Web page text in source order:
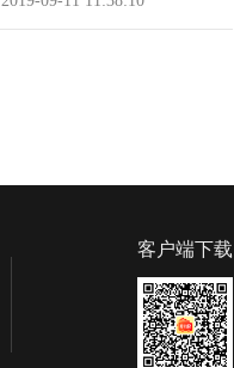
客户端下载